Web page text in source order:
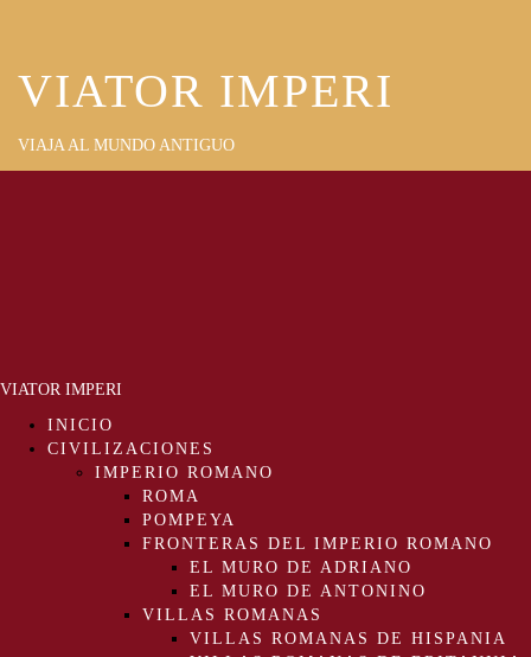
VIATOR IMPERI
VIAJA AL MUNDO ANTIGUO
VIATOR IMPERI
INICIO
CIVILIZACIONES
IMPERIO ROMANO
ROMA
POMPEYA
FRONTERAS DEL IMPERIO ROMANO
EL MURO DE ADRIANO
EL MURO DE ANTONINO
VILLAS ROMANAS
VILLAS ROMANAS DE HISPANIA